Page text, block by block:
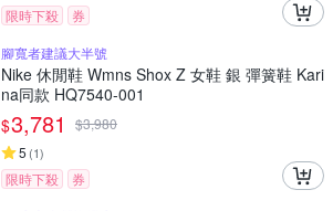
限時下殺
券
腳寬者建議大半號
Nike 休閒鞋 Wmns Shox Z 女鞋 銀 彈簧鞋 Kari
na同款 HQ7540-001
$3,781 $3,980
5 (1)
限時下殺
券